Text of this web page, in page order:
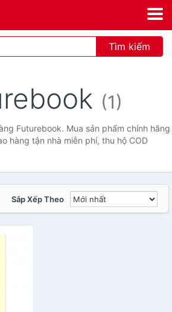
Tìm kiếm
(1)
Futurebook. Mua sản phẩm chính hãng
hàng tận nhà miễn phí, thu hộ COD
Sắp Xếp Theo